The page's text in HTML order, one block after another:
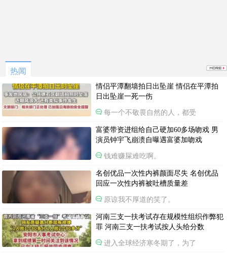
热闻
情侣平潭翻墙拍日出坠崖 情侣在平潭拍
日出坠崖一死一伤
每一个不敬畏自然的人，都受
富婆带资进组给自己硬加60多场吻戏 男
演员钟宇飞崩溃自曝遇富婆加吻戏
钱难赚屎难吃啊。
名创优品一次性内裤颜面尽失 名创优品
回应一次性内裤被吐槽质量差
原谅我不厚道的笑了。
河南三支一扶考试存在规模性组织作弊犯
罪 河南三支一扶考试按人头给分数
进入全球经济寒冬期了，为了